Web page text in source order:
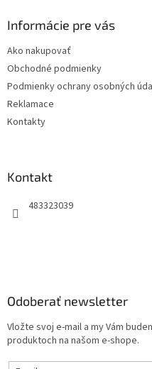
Informácie pre vás
Ako nakupovať
Obchodné podmienky
Podmienky ochrany osobných
Reklamace
Kontakty
Kontakt
483323039
Odoberať newsletter
Vložte svoj e-mail a my Vám
produktoch na našom e-shope.